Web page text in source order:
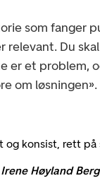
som fanger
relevant. Du
er et problem,
om løsningen».
og konsist, rett på
Irene Høyland Berg